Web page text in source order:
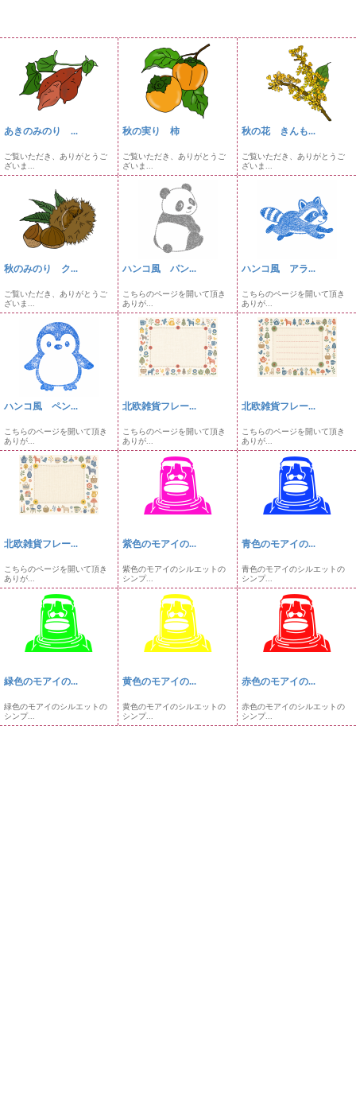
あきのみのり ...
ご覧いただき、ありがとうご
ざいま...
秋の実り 柿
ご覧いただき、ありがとうご
ざいま...
秋の花 きんも...
ご覧いただき、ありがとうご
ざいま...
秋のみのり ク...
ご覧いただき、ありがとうご
ざいま...
ハンコ風 パン...
こちらのページを開いて頂き
ありが...
ハンコ風 アラ...
こちらのページを開いて頂き
ありが...
ハンコ風 ペン...
こちらのページを開いて頂き
ありが...
北欧雑貨フレー...
こちらのページを開いて頂き
ありが...
北欧雑貨フレー...
こちらのページを開いて頂き
ありが...
北欧雑貨フレー...
こちらのページを開いて頂き
ありが...
紫色のモアイの...
紫色のモアイのシルエットの
シンプ...
青色のモアイの...
青色のモアイのシルエットの
シンプ...
緑色のモアイの...
緑色のモアイのシルエットの
シンプ...
黄色のモアイの...
黄色のモアイのシルエットの
シンプ...
赤色のモアイの...
赤色のモアイのシルエットの
シンプ...